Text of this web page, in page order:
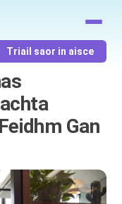
Triail saor in aisce
Gan